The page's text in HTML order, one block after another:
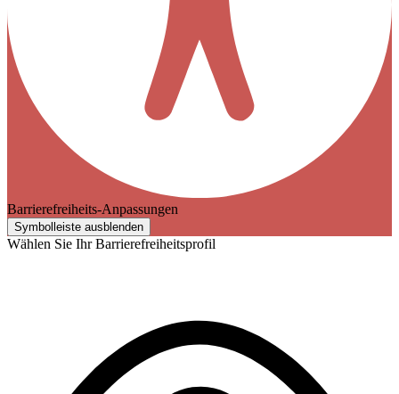
Barrierefreiheits-Anpassungen
Symbolleiste ausblenden
Wählen Sie Ihr Barrierefreiheitsprofil